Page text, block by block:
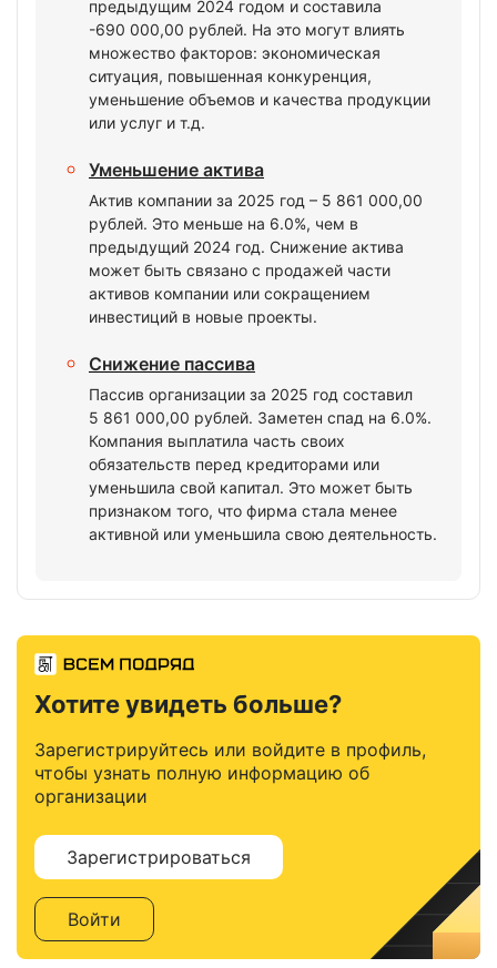
предыдущим 2024 годом и составила
-690 000,00 рублей. На это могут влиять
множество факторов: экономическая
ситуация, повышенная конкуренция,
уменьшение объемов и качества продукции
или услуг и т.д.
Уменьшение актива
Актив компании за 2025 год – 5 861 000,00
рублей. Это меньше на 6.0%, чем в
предыдущий 2024 год. Снижение актива
может быть связано с продажей части
активов компании или сокращением
инвестиций в новые проекты.
Снижение пассива
Пассив организации за 2025 год составил
5 861 000,00 рублей. Заметен спад на 6.0%.
Компания выплатила часть своих
обязательств перед кредиторами или
уменьшила свой капитал. Это может быть
признаком того, что фирма стала менее
активной или уменьшила свою деятельность.
Хотите увидеть больше?
Зарегистрируйтесь или войдите в профиль,
чтобы узнать полную информацию об
организации
Зарегистрироваться
Войти